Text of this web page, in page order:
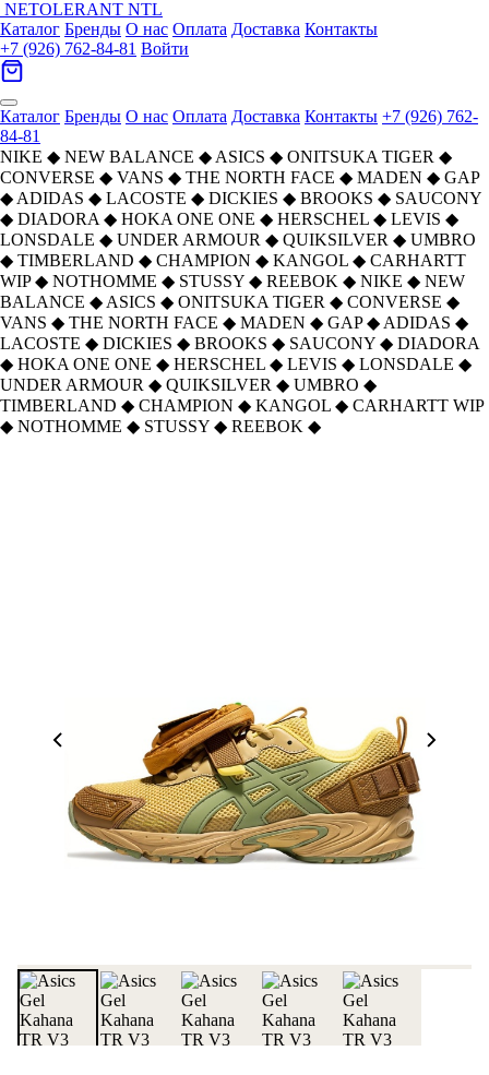
NETOLERANT NTL
Каталог Бренды О нас Оплата Доставка Контакты
+7 (926) 762-84-81 Войти
Каталог Бренды О нас Оплата Доставка Контакты +7 (926) 762-
84-81
NIKE ◆ NEW BALANCE ◆ ASICS ◆ ONITSUKA TIGER ◆
CONVERSE ◆ VANS ◆ THE NORTH FACE ◆ MADEN ◆ GAP
◆ ADIDAS ◆ LACOSTE ◆ DICKIES ◆ BROOKS ◆ SAUCONY
◆ DIADORA ◆ HOKA ONE ONE ◆ HERSCHEL ◆ LEVIS ◆
LONSDALE ◆ UNDER ARMOUR ◆ QUIKSILVER ◆ UMBRO
◆ TIMBERLAND ◆ CHAMPION ◆ KANGOL ◆ CARHARTT
WIP ◆ NOTHOMME ◆ STUSSY ◆ REEBOK ◆ NIKE ◆ NEW
BALANCE ◆ ASICS ◆ ONITSUKA TIGER ◆ CONVERSE ◆
VANS ◆ THE NORTH FACE ◆ MADEN ◆ GAP ◆ ADIDAS ◆
LACOSTE ◆ DICKIES ◆ BROOKS ◆ SAUCONY ◆ DIADORA
◆ HOKA ONE ONE ◆ HERSCHEL ◆ LEVIS ◆ LONSDALE ◆
UNDER ARMOUR ◆ QUIKSILVER ◆ UMBRO ◆
TIMBERLAND ◆ CHAMPION ◆ KANGOL ◆ CARHARTT WIP
◆ NOTHOMME ◆ STUSSY ◆ REEBOK ◆